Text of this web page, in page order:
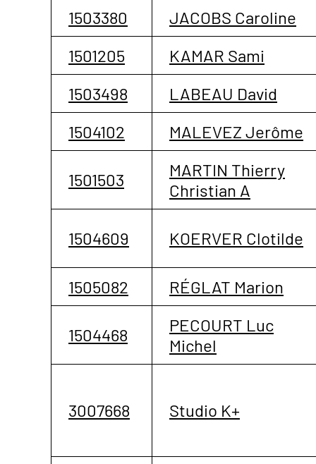
1503380
JACOBS Caroline
1501205
KAMAR Sami
1503498
LABEAU David
1504102
MALEVEZ Jerôme
1501503
MARTIN Thierry
Christian A
1504609 KOERVER Clotilde
1505082 RÉGLAT Marion
1504468
PECOURT Luc
Michel
3007668 Studio K+